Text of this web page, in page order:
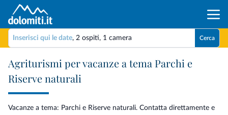
Inserisci qui le date, 2 ospiti, 1 camera Cerca
Agriturismi per vacanze a tema Parchi e
Riserve naturali
Vacanze a tema: Parchi e Riserve naturali. Contatta direttamente e